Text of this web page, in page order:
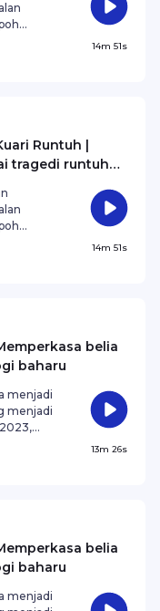
14m 51s
Runtuh |
tragedi runtuhan
14m 51s
belia
baharu
menjadi
menjadi
ini.
13m 26s
belia
baharu
menjadi